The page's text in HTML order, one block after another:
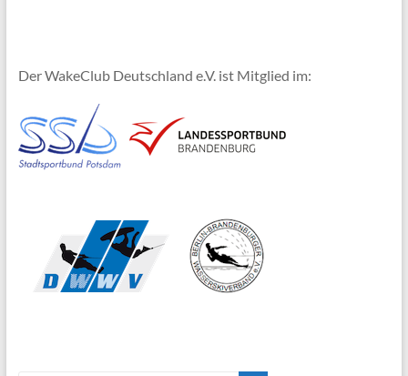
Der WakeClub Deutschland e.V. ist Mitglied im: